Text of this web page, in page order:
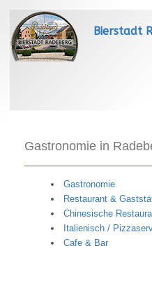
Bierstadt
Gastronomie in
Gastronomie
Restaurant &
Chinesische
Italienisch /
Cafe & Bar